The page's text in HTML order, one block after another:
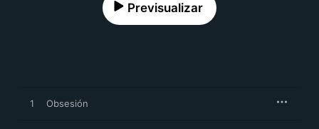
Previsualizar
1 Obsesión